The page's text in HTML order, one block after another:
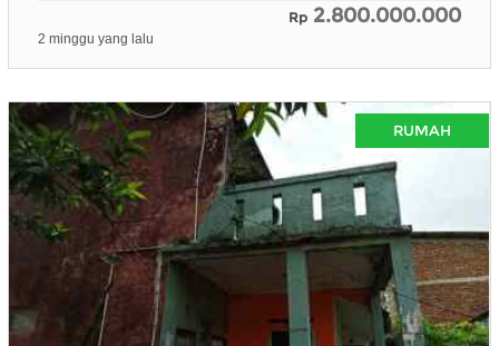
Rp 2.800.000.000
2 minggu yang lalu
RUMAH